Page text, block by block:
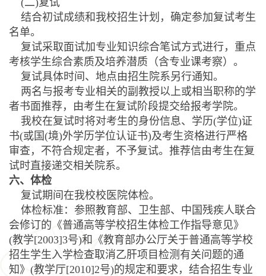
结合初试成绩和我校招生计划，确定参加复试考生
名单。
复试采取面试加专业知识综合笔试方式进行，重点
考核学生综合素质及培养潜质（含专业课考察）。
复试具体时间、地点由招生院系另行通知。
两名与报考专业相关的副教授以上或相当职称的学
者书面推荐，由考生在复试阶段提交给报考学院。
我校在复试时将对考生的身份信息、学历(学位)证
书(或国(境)外学历学位认证书)及考生资格进行严格
审查，不符合规定者，不予复试。推荐信由考生在复
试时直接递交相关院系。
六、体检
复试期间在我校校医院体检。
体检标准：参照教育部、卫生部、中国残疾人联合
会修订的《普通高等学校招生体检工作指导意见》
(教学[2003]3号)和《教育部办公厅关于普通高等学校
招生学生入学检查取消乙肝项目检测有关问题的通
知》(教学厅[2010]2号)的规定和要求，结合招生专业